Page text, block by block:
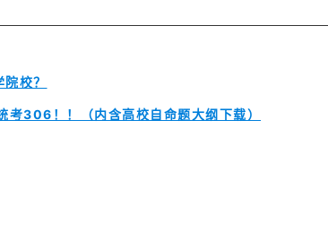
校？
306！！（内含高校自命题大纲下载）